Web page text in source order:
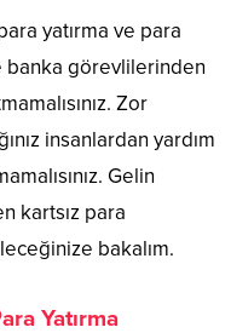
yatırma ve para
banka görevlilerinden
Zor
insanlardan yardım
Gelin
kartsız para
bakalım.
Yatırma